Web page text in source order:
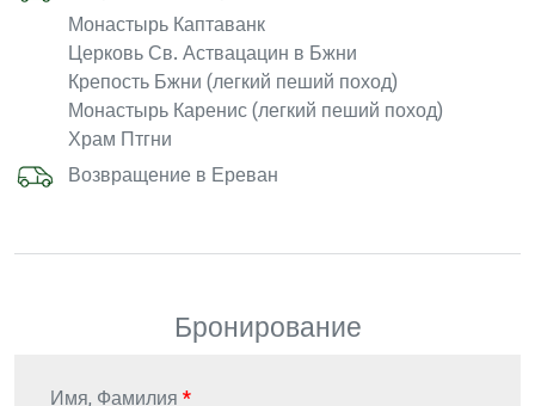
Монастырь Каптаванк
Церковь Св. Аствацацин в Бжни
Крепость Бжни (легкий пеший поход)
Монастырь Каренис (легкий пеший поход)
Храм Птгни
Возвращение в Ереван
Бронирование
Имя, Фамилия